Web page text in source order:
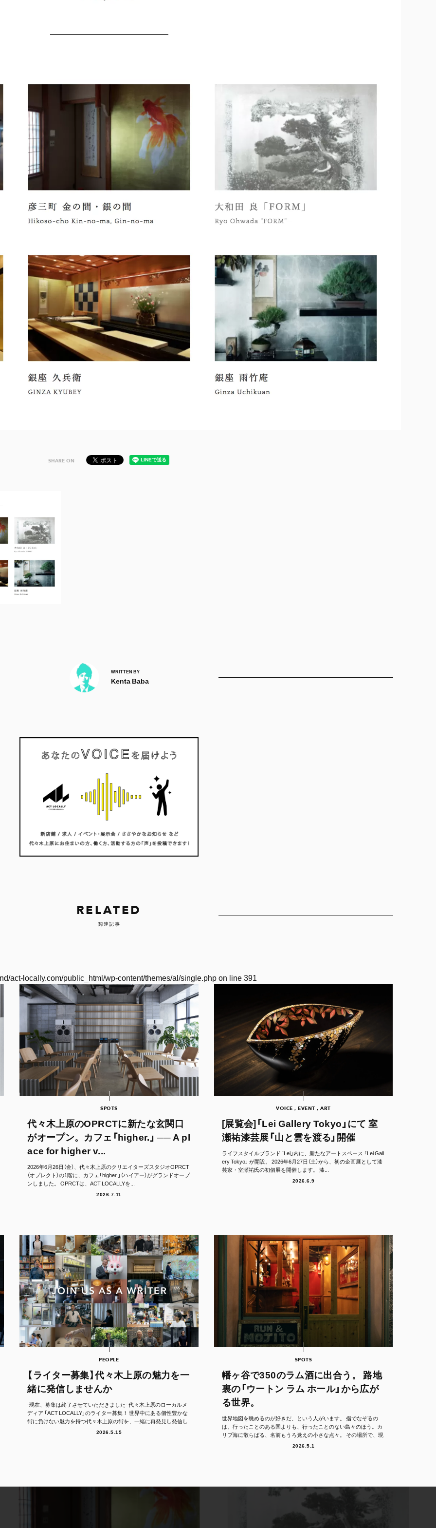
SHARE ON
WRITTEN BY
Kenta Baba
RELATED
関連記事
act-locally.com/public_html/wp-content/themes/al/single.phpon line391
SPOTS
代々木上原のOPRCTに新たな玄関口
がオープン。カフェ「higher.」 ── A pl
ace for higher v...
2026年6月26日（金）、代々木上原のクリエイターズスタジオOPRCT
（オプレクト）の1階に、カフェ「higher.」（ハイアー）がグランドオープ
ンしました。 OPRCTは、ACT LOCALLYを...
2026.7.11
VOICE , EVENT , ART
[展覧会]「Lei Gallery Tokyo」にて 室
瀬祐漆芸展「山と雲を渡る」開催
ライフスタイルブランド「Lei」内に、新たなアートスペース 「Lei Gall
ery Tokyo」 が開設。 2026年6月27日（土）から、初の企画展として漆
芸家・室瀬祐氏の初個展を開催します。 漆...
2026.6.9
PEOPLE
【ライター募集】代々木上原の魅力を一
緒に発信しませんか
-現在、募集は終了させていただきました- 代々木上原のローカルメ
ディア 「ACT LOCALLY」のライター募集！ 世界中にある個性豊かな
街に負けない魅力を持つ代々木上原の街を、一緒に再発見し発信し
2026.5.15
SPOTS
幡ヶ谷で350のラム酒に出合う。 路地
裏の「ウートン ラム ホール」から広が
る世界。
世界地図を眺めるのが好きだ、という人がいます。 指でなぞるの
は、行ったことのある国よりも、行ったことのない島々のほう。カ
リブ海に散らばる、名前もうろ覚えの小さな点々。 その場所で、現
2026.5.1